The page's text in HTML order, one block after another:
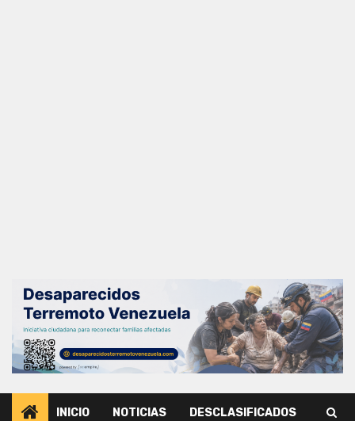
INICIO NOTICIAS DESCLASIFICADOS